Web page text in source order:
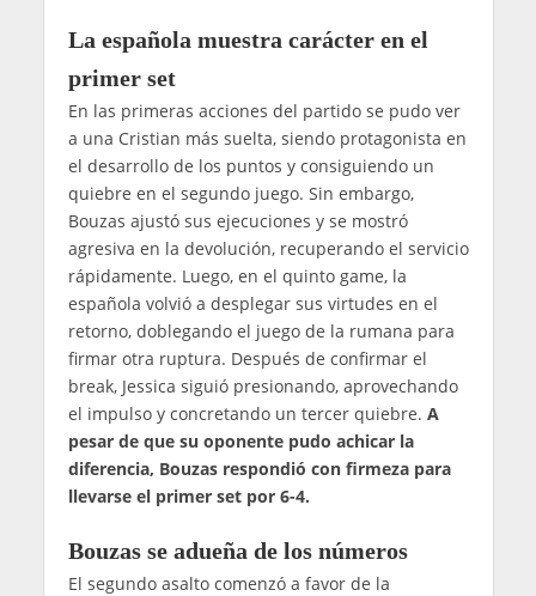
La española muestra carácter en el
primer set
En las primeras acciones del partido se pudo ver
a una Cristian más suelta, siendo protagonista en
el desarrollo de los puntos y consiguiendo un
quiebre en el segundo juego. Sin embargo,
Bouzas ajustó sus ejecuciones y se mostró
agresiva en la devolución, recuperando el servicio
rápidamente. Luego, en el quinto game, la
española volvió a desplegar sus virtudes en el
retorno, doblegando el juego de la rumana para
firmar otra ruptura. Después de confirmar el
break, Jessica siguió presionando, aprovechando
el impulso y concretando un tercer quiebre. A
pesar de que su oponente pudo achicar la
diferencia, Bouzas respondió con firmeza para
llevarse el primer set por 6-4.
Bouzas se adueña de los números
El segundo asalto comenzó a favor de la